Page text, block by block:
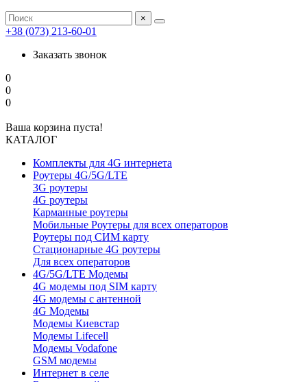
×
+38 (073) 213-60-01
Заказать звонок
0
0
0
Ваша корзина пуста!
КАТАЛОГ
Комплекты для 4G интернета
Роутеры 4G/5G/LTE
3G роутеры
4G роутеры
Карманные роутеры
Мобильные Роутеры для всех операторов
Роутеры под СИМ карту
Стационарные 4G роутеры
Для всех операторов
4G/5G/LTE Модемы
4G модемы под SIM карту
4G модемы с антенной
4G Модемы
Модемы Киевстар
Модемы Lifecell
Модемы Vodafone
GSM модемы
Интернет в селе